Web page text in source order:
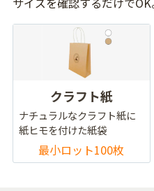
クラフト紙
ナチュラルなクラフト紙に
紙ヒモを付けた紙袋
最小ロット100枚